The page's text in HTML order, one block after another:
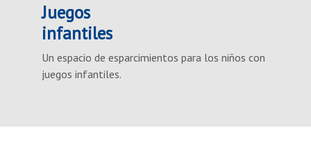
Juegos
infantiles
Un espacio de esparcimientos para los niños con
juegos infantiles.